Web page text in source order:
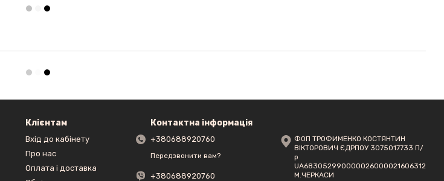
Клієнтам
Вхід до кабінету
Про нас
Оплата і доставка
Контактна інформація
+380688920760
Передзвонити вам?
+380688920760
ФОП ТРОФИМЕНКО КОСТЯНТИН
ВІКТОРОВИЧ ЄДРПОУ 3075017733 П/
р
UA683052990000026000021606312
М.ЧЕРКАСИ